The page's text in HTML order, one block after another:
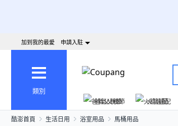
加到我的最愛 申請入駐
類別
爸氣父親節
火箭速配
酷澎首頁 生活日用 浴室用品 馬桶用品